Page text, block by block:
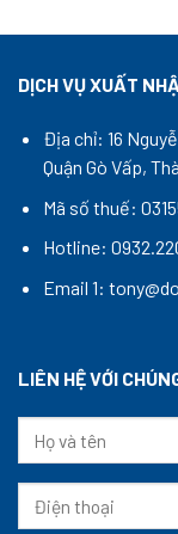
DỊCH VỤ XUẤT
Địa chỉ: 16
Quận Gò Vấp,
Mã số thuế:
Hotline:
Email 1:
LIÊN HỆ VỚI